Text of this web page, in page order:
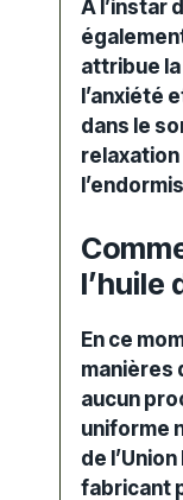
À l’instar
attribue
l’anxiété
dans le
l’huile
En ce
manières
aucun
uniforme
de
fabricant